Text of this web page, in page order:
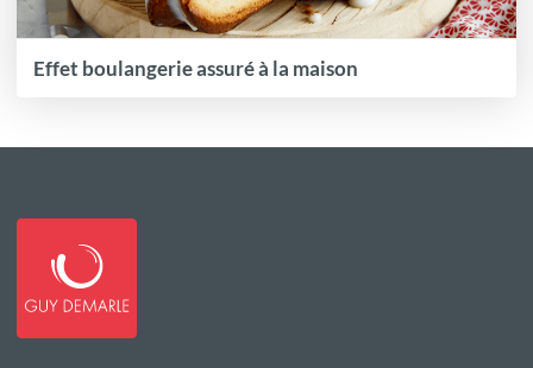
Effet boulangerie assuré à la maison